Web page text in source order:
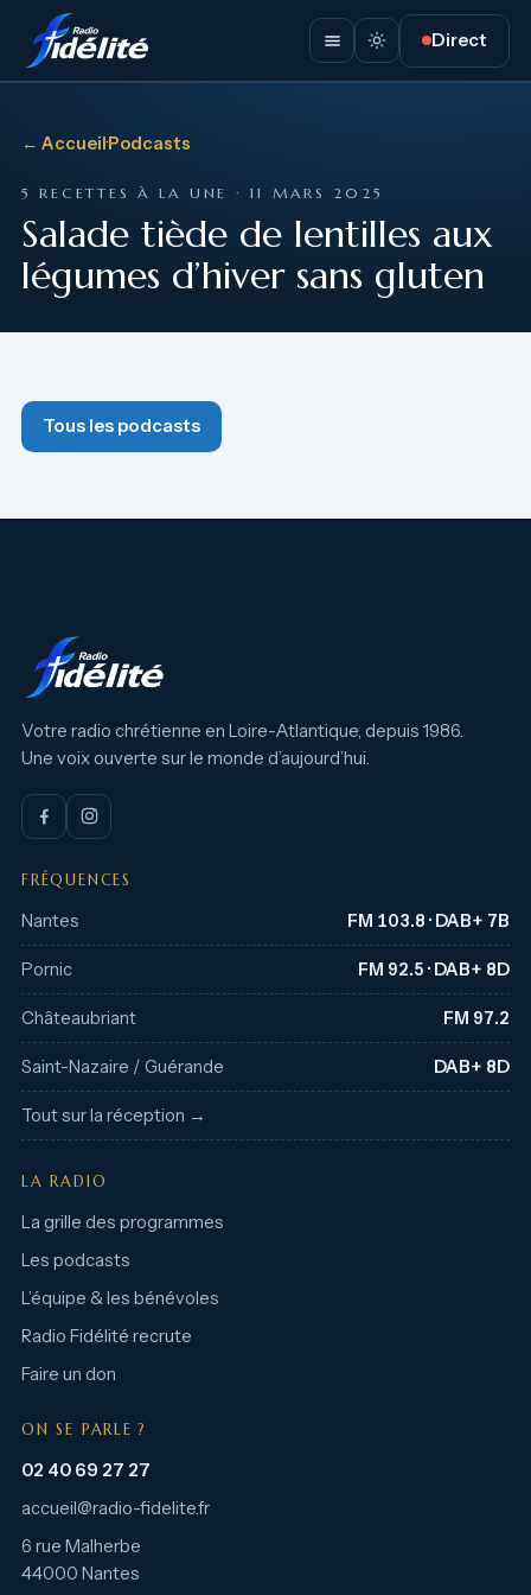
Direct
← Accueil·Podcasts
5 RECETTES À LA UNE · 11 MARS 2025
Salade tiède de lentilles aux
légumes d’hiver sans gluten
Tous les podcasts
Votre radio chrétienne en Loire-Atlantique, depuis 1986.
Une voix ouverte sur le monde d’aujourd’hui.
FRÉQUENCES
Nantes FM 103.8 · DAB+ 7B
Pornic FM 92.5 · DAB+ 8D
Châteaubriant FM 97.2
Saint-Nazaire / Guérande DAB+ 8D
Tout sur la réception →
LA RADIO
La grille des programmes
Les podcasts
L’équipe & les bénévoles
Radio Fidélité recrute
Faire un don
ON SE PARLE ?
02 40 69 27 27
accueil@radio-fidelite.fr
6 rue Malherbe
44000 Nantes